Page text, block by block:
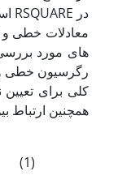
های مورد
رگرسیون خطی
کلی برای تعیین
همچنین ارتباط